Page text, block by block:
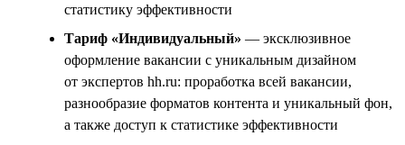
статистику эффективности
Тариф «Индивидуальный» — эксклюзивное
оформление вакансии с уникальным дизайном
от экспертов hh.ru: проработка всей вакансии,
разнообразие форматов контента и уникальный фон,
а также доступ к статистике эффективности